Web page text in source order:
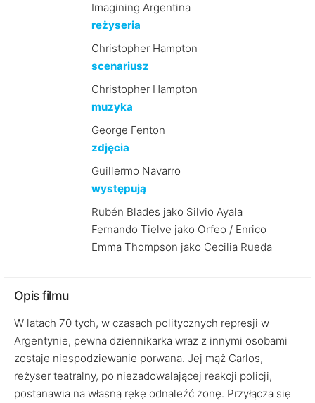
Imagining Argentina
reżyseria
Christopher Hampton
scenariusz
Christopher Hampton
muzyka
George Fenton
zdjęcia
Guillermo Navarro
występują
Rubén Blades jako Silvio Ayala
Fernando Tielve jako Orfeo / Enrico
Emma Thompson jako Cecilia Rueda
Opis filmu
W latach 70 tych, w czasach politycznych represji w
Argentynie, pewna dziennikarka wraz z innymi osobami
zostaje niespodziewanie porwana. Jej mąż Carlos,
reżyser teatralny, po niezadowalającej reakcji policji,
postanawia na własną rękę odnaleźć żonę. Przyłącza się